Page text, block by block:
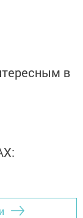
в